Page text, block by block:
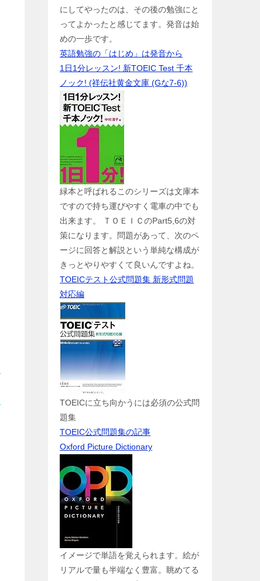
にしてやったのは、その後の勉強にと
ってよかったと感じてます。発音は始
めの一歩です。
英語勉強の「はじめ」は発音から
1日1分レッスン! 新TOEIC Test 千本
ノック! (祥伝社黄金文庫 (Gな7-6))
緑本と呼ばれるこのシリーズは文庫本
ですので持ち運びやすく電車の中でも
出来ます。 ＴＯＥＩＣのPart5,6の対
策になります。問題があって、次のペ
ージに回答と解説という単純な構成が
きっとやりやすくて良いんですよね。
TOEICテスト公式問題集 新形式問題
対応編
TOEICに立ち向かうには必須の公式問
題集
TOEIC公式問題集の記事
Oxford Picture Dictionary
イメージで単語を覚えられます。絵が
リアルで量も半端なく豊富。眺めてる